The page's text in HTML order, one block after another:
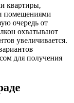
квартиры,
помещениями
очередь от
охватывают
увеличивается.
для получения